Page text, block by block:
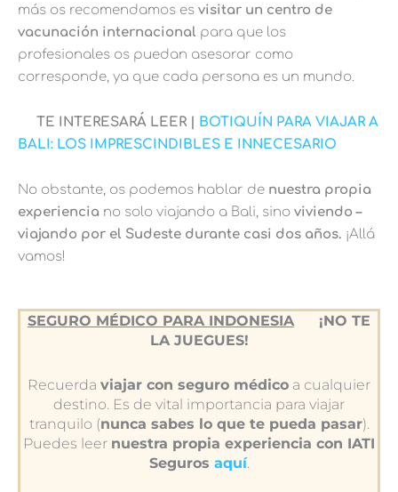
más os recomendamos es visitar un centro de
vacunación internacional para que los
profesionales os puedan asesorar como
corresponde, ya que cada persona es un mundo.
TE INTERESARÁ LEER | BOTIQUÍN PARA VIAJAR A
BALI: LOS IMPRESCINDIBLES E INNECESARIO
No obstante, os podemos hablar de nuestra propia
experiencia no solo viajando a Bali, sino viviendo –
viajando por el Sudeste durante casi dos años. ¡Allá
vamos!
SEGURO MÉDICO PARA INDONESIA
¡NO TE
LA JUEGUES!
Recuerda viajar con seguro médico a cualquier
destino. Es de vital importancia para viajar
tranquilo (nunca sabes lo que te pueda pasar).
Puedes leer nuestra propia experiencia con IATI
Seguros aquí.